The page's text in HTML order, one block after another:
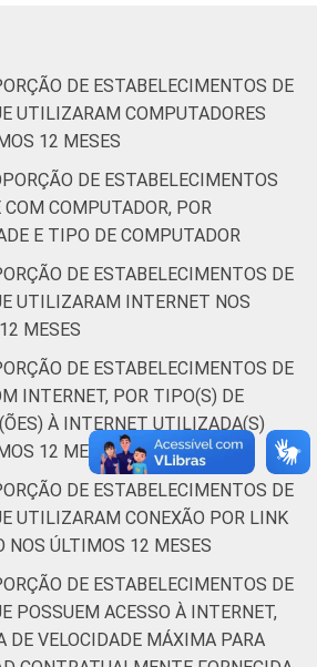
e Terapia
Capital
Interior 71 29
acesse
noticia/cetic-br-informa-
resultados-da-pesquisa-tic-
estabelecimentos de saúde.
89.141 estabelecimentos. Dados
fevereiro de 2013 e junho
- fev 2013 / jun 2013
DE ESTABELECIMENTOS DE
UTILIZARAM COMPUTADORES
12 MESES
DE ESTABELECIMENTOS
COM COMPUTADOR, POR
E TIPO DE COMPUTADOR
DE ESTABELECIMENTOS DE
UTILIZARAM INTERNET NOS
MESES
DE ESTABELECIMENTOS DE
INTERNET, POR TIPO(S) DE
À INTERNET UTILIZADA(S)
12 MESES
DE ESTABELECIMENTOS DE
UTILIZARAM CONEXÃO POR LINK
NOS ÚLTIMOS 12 MESES
DE ESTABELECIMENTOS DE
POSSUEM ACESSO À INTERNET,
DE VELOCIDADE MÁXIMA PARA